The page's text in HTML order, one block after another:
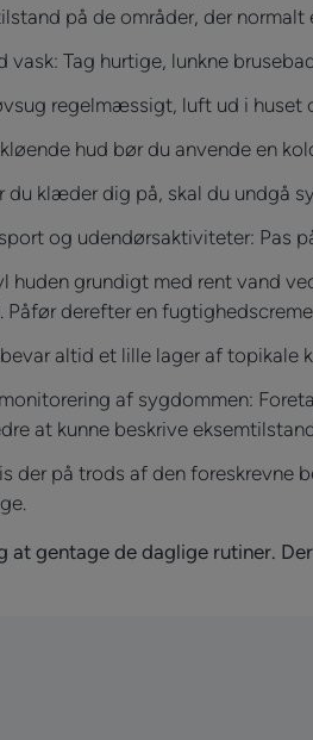
på de områder, der
vask: Tag hurtige, lunkne
regelmæssigt, luft ud i huset
hud bør du anvende en
du klæder dig på, skal du undgå
og udendørsaktiviteter: Pas
huden grundigt med rent vand
Påfør derefter en
altid et lille lager af topikale
af sygdommen:
at kunne beskrive
der på trods af den foreskrevne
at gentage de daglige rutiner.